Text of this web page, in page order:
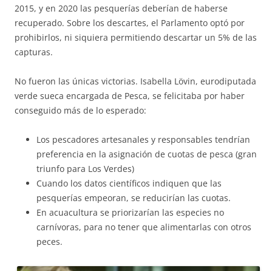
2015, y en 2020 las pesquerías deberían de haberse
recuperado. Sobre los descartes, el Parlamento optó por
prohibirlos, ni siquiera permitiendo descartar un 5% de las
capturas.
No fueron las únicas victorias. Isabella Lövin, eurodiputada
verde sueca encargada de Pesca, se felicitaba por haber
conseguido más de lo esperado:
Los pescadores artesanales y responsables tendrían
preferencia en la asignación de cuotas de pesca (gran
triunfo para Los Verdes)
Cuando los datos científicos indiquen que las
pesquerías empeoran, se reducirían las cuotas.
En acuacultura se priorizarían las especies no
carnívoras, para no tener que alimentarlas con otros
peces.